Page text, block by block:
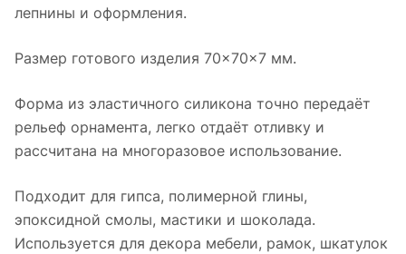
лепнины и оформления.
Размер готового изделия 70×70×7 мм.
Форма из эластичного силикона точно передаёт
рельеф орнамента, легко отдаёт отливку и
рассчитана на многоразовое использование.
Подходит для гипса, полимерной глины,
эпоксидной смолы, мастики и шоколада.
Используется для декора мебели, рамок, шкатулок